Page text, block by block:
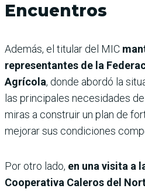
Encuentros
Además, el titular del MIC
representantes de la
Agrícola, donde abordó la
las principales necesidades
miras a construir un plan de
mejorar sus condiciones
Por otro lado, en una visita a
Cooperativa Caleros del